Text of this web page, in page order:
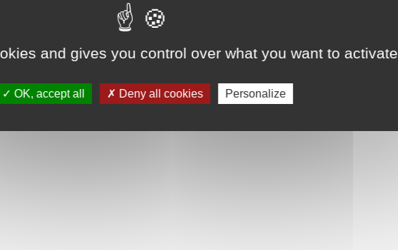
and gives you control over what you want to activate
OK, accept all Deny all cookies Personalize